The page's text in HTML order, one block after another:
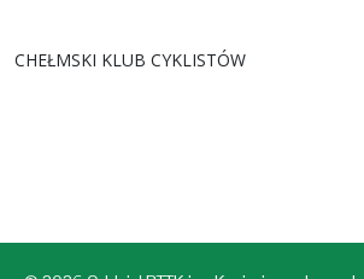
CHEŁMSKI KLUB CYKLISTÓW